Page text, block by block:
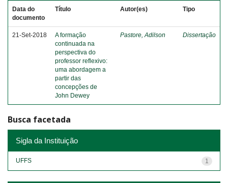
Data do
documento
Título Autor(es) Tipo
21-Set-2018
A formação
continuada na
perspectiva do
professor reflexivo:
uma abordagem a
partir das
concepções de
John Dewey
Pastore, Adilson Dissertação
Busca facetada
Sigla da Instituição
1
UFFS